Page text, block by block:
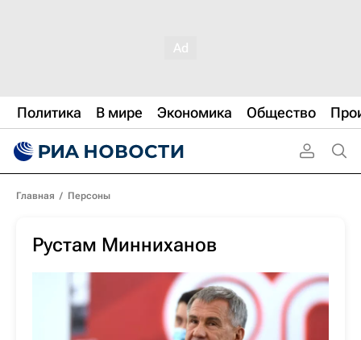
Политика В мире Экономика Общество
Главная / Персоны
Рустам Минниханов